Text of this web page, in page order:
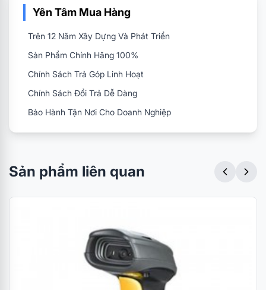
giải mã và thu nhập mã vạch vào máy tính, nên nó
có thể coi như là phương thức nhập liệu ký tự như
bàn phím của máy tính.
Syble XB-8602 (2D) là dòng máy quét để bàn 2D
với khả năng đọc được tất cả các chuẩn mã vạch
1D, 2D ở chế độ tự động cực nhanh ở nhiều góc độ
Yên Tâm Mua Hàng
Trên 12 Năm Xây Dựng Và Phát Triển
Sản Phẩm Chính Hãng 100%
Chính Sách Trả Góp Linh Hoạt
Chính Sách Đổi Trả Dễ Dàng
Bảo Hành Tận Nơi Cho Doanh Nghiệp
Sản phẩm liên quan